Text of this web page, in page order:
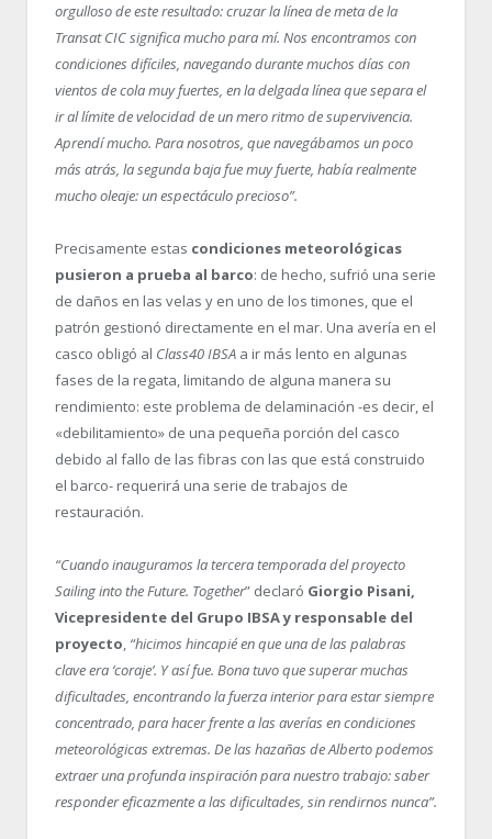
orgulloso de este resultado: cruzar la línea de meta de la
Transat CIC significa mucho para mí. Nos encontramos con
condiciones difíciles, navegando durante muchos días con
vientos de cola muy fuertes, en la delgada línea que separa el
ir al límite de velocidad de un mero ritmo de supervivencia.
Aprendí mucho. Para nosotros, que navegábamos un poco
más atrás, la segunda baja fue muy fuerte, había realmente
mucho oleaje: un espectáculo precioso”.
Precisamente estas condiciones meteorológicas
pusieron a prueba al barco: de hecho, sufrió una serie
de daños en las velas y en uno de los timones, que el
patrón gestionó directamente en el mar. Una avería en el
casco obligó al Class40 IBSA a ir más lento en algunas
fases de la regata, limitando de alguna manera su
rendimiento: este problema de delaminación -es decir, el
«debilitamiento» de una pequeña porción del casco
debido al fallo de las fibras con las que está construido
el barco- requerirá una serie de trabajos de
restauración.
“Cuando inauguramos la tercera temporada del proyecto
Sailing into the Future. Together” declaró Giorgio Pisani,
Vicepresidente del Grupo IBSAy responsable del
proyecto, “hicimos hincapié en que una de las palabras
clave era ‘coraje’. Y así fue. Bona tuvo que superar muchas
dificultades, encontrando la fuerza interior para estar siempre
concentrado, para hacer frente a las averías en condiciones
meteorológicas extremas. De las hazañas de Alberto podemos
extraer una profunda inspiración para nuestro trabajo: saber
responder eficazmente a las dificultades, sin rendirnos nunca”.